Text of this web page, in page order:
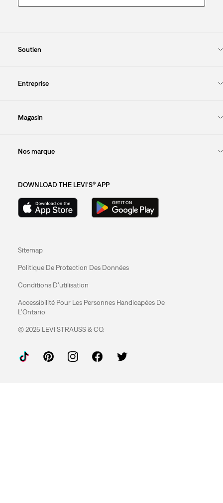
Soutien
Entreprise
Magasin
Nos marque
DOWNLOAD THE LEVI'S® APP
Sitemap
Politique De Protection Des Données
Conditions D'utilisation
Accessibilité Pour Les Personnes Handicapées De
L'Ontario
© 2025 LEVI STRAUSS & CO.